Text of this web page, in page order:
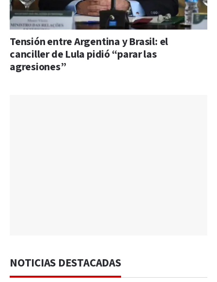
Tensión entre Argentina y Brasil: el
canciller de Lula pidió “parar las
agresiones”
NOTICIAS DESTACADAS